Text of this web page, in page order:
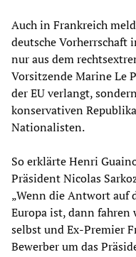
Auch in Frankreich
deutsche Vorherrschaft
nur aus dem
Vorsitzende Marine Le
der EU verlangt,
konservativen
Nationalisten.
So erklärte Henri
Präsident Nicolas
„Wenn die Antwort auf
Europa ist, dann fahren
selbst und Ex-Premier
Bewerber um das